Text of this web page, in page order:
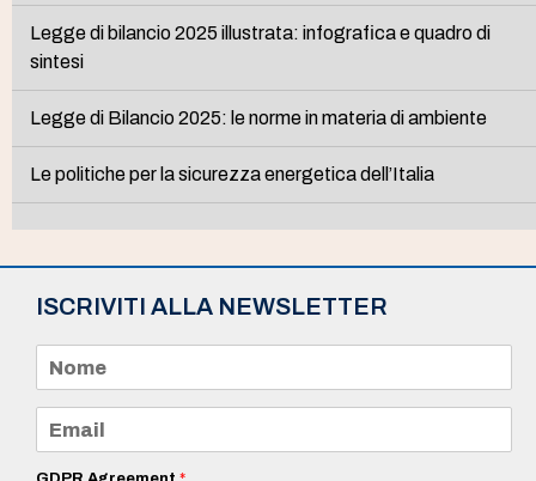
Legge di bilancio 2025 illustrata: infografica e quadro di
sintesi
Legge di Bilancio 2025: le norme in materia di ambiente
Le politiche per la sicurezza energetica dell’Italia
ISCRIVITI ALLA NEWSLETTER
m
e
a
i